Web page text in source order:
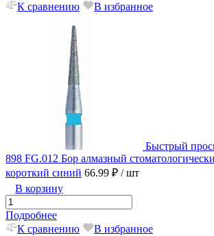
К сравнению
В избранное
Быстрый
898 FG.012 Бор алмазный
короткий синий 66.99 ₽ / шт
В корзину
Подробнее
К сравнению
В избранное